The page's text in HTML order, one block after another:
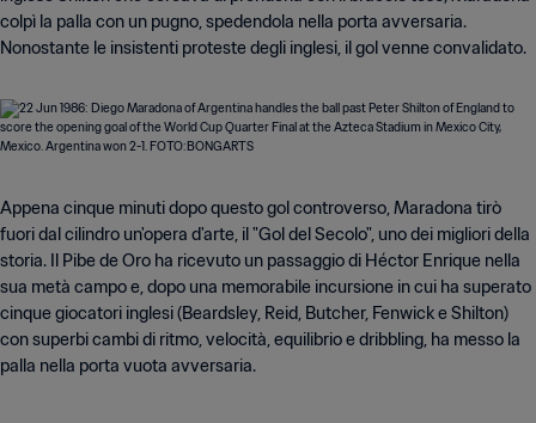
colpì la palla con un pugno, spedendola nella porta avversaria.
Nonostante le insistenti proteste degli inglesi, il gol venne convalidato.
Appena cinque minuti dopo questo gol controverso, Maradona tirò
fuori dal cilindro un'opera d'arte, il "Gol del Secolo", uno dei migliori della
storia. Il Pibe de Oro ha ricevuto un passaggio di Héctor Enrique nella
sua metà campo e, dopo una memorabile incursione in cui ha superato
cinque giocatori inglesi (Beardsley, Reid, Butcher, Fenwick e Shilton)
con superbi cambi di ritmo, velocità, equilibrio e dribbling, ha messo la
palla nella porta vuota avversaria.